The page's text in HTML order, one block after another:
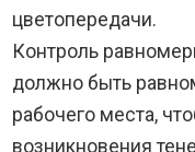
цветопередачи.
Контроль
должно быть
рабочего места,
возникновения